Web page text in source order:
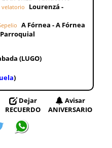
velatorio
Lourenzá -
A Fórnea - A Fórnea
(LUGO)
)
Dejar
RECUERDO
Avisar
ANIVERSARIO